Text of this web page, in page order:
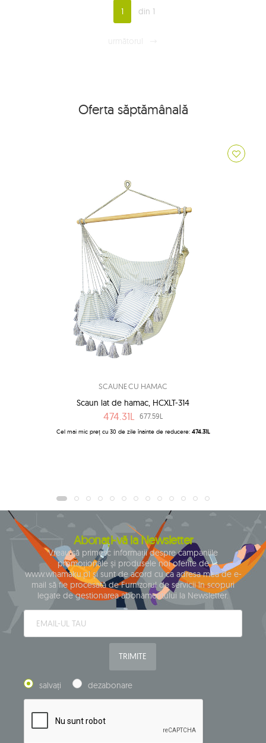
1 din 1
Oferta săptămânală
SCAUNE CU HAMAC
Scaun lat de hamac, HCXLT-314
474.31L 677.59L
Cel mai mic preț cu 30 de zile înainte de reducere: 474.31L
Abonați-vă la Newsletter
Vreau să primesc informații despre campaniile
promoționale și produsele noi oferite de
www.whamaku.pl și sunt de acord cu ca adresa mea de e-
mail să fie procesată de Furnizorul de servicii în scopuri
legate de gestionarea abonamentului la Newsletter.
TRIMITE
salvați dezabonare